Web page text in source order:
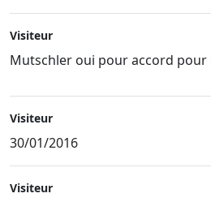
Visiteur
Mutschler oui pour accord pour
Visiteur
30/01/2016
Visiteur